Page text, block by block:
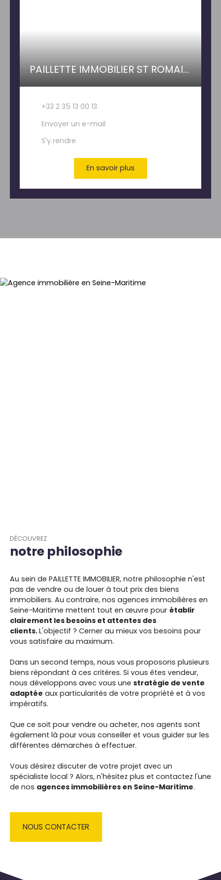
PAILLETTE IMMOBILIER ST ROMAIN DE COLBOSC
+33 2 35 13 00 13
Envoyer un e-mail
S'y rendre
En savoir plus
DÉCOUVREZ
notre philosophie
Au sein de PAILLETTE IMMOBILIER, notre philosophie n'est
pas de vendre ou de louer à tout prix des biens
immobiliers. Au contraire, nos agences immobilières en
Seine-Maritime mettent tout en œuvre pour établir
clairement les besoins et attentes des
clients.L'objectif ? Cerner au mieux vos besoins pour
vous satisfaire au maximum.
Dans un second temps, nous vous proposons plusieurs
biens répondant à ces critères. Si vous êtes vendeur,
nous développons avec vous une stratégie de vente
adaptée aux particularités de votre propriété et à vos
impératifs.
Que ce soit pour vendre ou acheter, nos agents sont
également là pour vous conseiller et vous guider sur les
différentes démarches à effectuer.
Vous désirez discuter de votre projet avec un
spécialiste local ? Alors, n'hésitez plus et contactez l'une
de nos agences immobilières en Seine-Maritime.
NOUS CONTACTER